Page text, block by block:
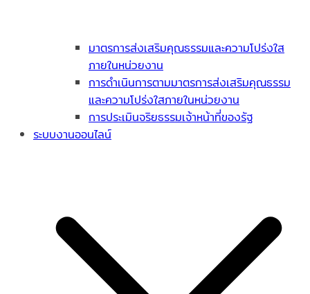
มาตรการส่งเสริมคุณธรรมและความโปร่งใส
ภายในหน่วยงาน
การดำเนินการตามมาตรการส่งเสริมคุณธรรม
และความโปร่งใสภายในหน่วยงาน
การประเมินจริยธรรมเจ้าหน้าที่ของรัฐ
ระบบงานออนไลน์